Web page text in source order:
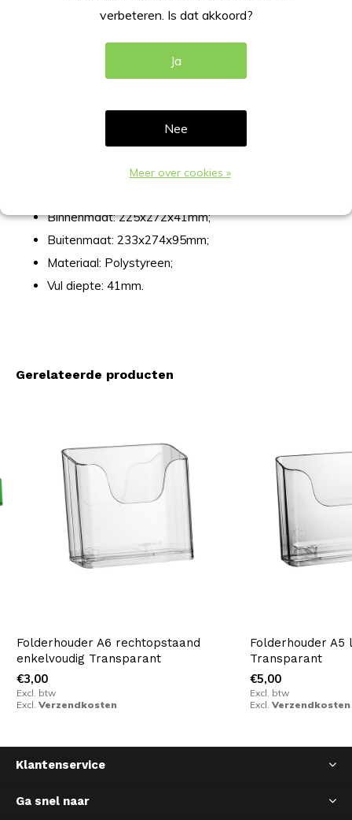
met een brochure te presenteren. Geschikt voor bureau of
Formaat: portret A4;
Binnenmaat: 225x272x41mm;
Buitenmaat: 233x274x95mm;
Materiaal: Polystyreen;
Vul diepte: 41mm.
Gerelateerde producten
Folderhouder A6 rechtopstaand
enkelvoudig Transparant
€3,00
Excl. btw
Excl. Verzendkosten
Folderhouder A5
Transparant
€5,00
Excl. btw
Excl. Verzendkosten
Klantenservice
Ga snel naar
verbeteren. Is dat akkoord?
Ja
Nee
Meer over cookies »